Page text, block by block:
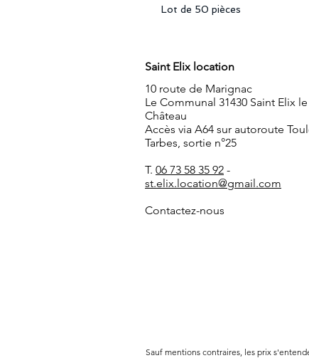
Lot de 50 pièces
Saint Elix location
10 route de Marignac
Le Communal 31430 Saint Elix le
Château
Accès via A64 sur autoroute
Tarbes, sortie n°25
T. 06 73 58 35 92 -
st.elix.location@gmail.com
Contactez-nous
Sauf mentions contraires, les prix